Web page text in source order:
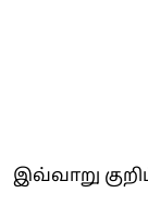
இவ்வாறு